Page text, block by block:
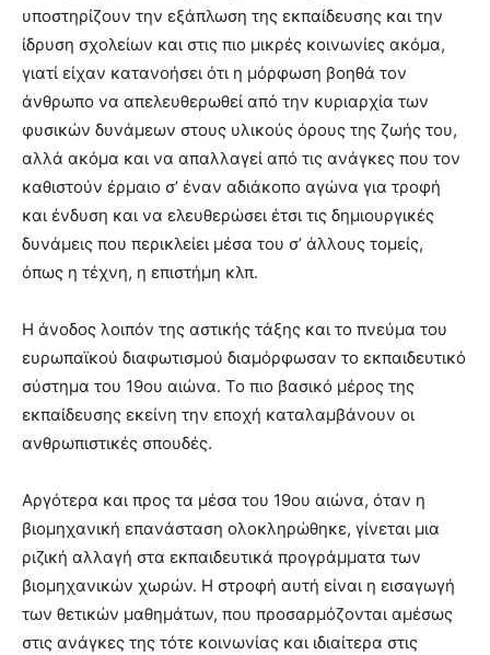
υποστηρίζουν την εξάπλωση της εκπαίδευσης και την
ίδρυση σχολείων και στις πιο μικρές κοινωνίες ακόμα,
γιατί είχαν κατανοήσει ότι η μόρφωση βοηθά τον
άνθρωπο να απελευθερωθεί από την κυριαρχία των
φυσικών δυνάμεων στους υλικούς όρους της ζωής του,
αλλά ακόμα και να απαλλαγεί από τις ανάγκες που τον
καθιστούν έρμαιο σ’ έναν αδιάκοπο αγώνα για τροφή
και ένδυση και να ελευθερώσει έτσι τις δημιουργικές
δυνάμεις που περικλείει μέσα του σ’ άλλους τομείς,
όπως η τέχνη, η επιστήμη κλπ.
Η άνοδος λοιπόν της αστικής τάξης και το πνεύμα του
ευρωπαϊκού διαφωτισμού διαμόρφωσαν το εκπαιδευτικό
σύστημα του 19ου αιώνα. Το πιο βασικό μέρος της
εκπαίδευσης εκείνη την εποχή καταλαμβάνουν οι
ανθρωπιστικές σπουδές.
Αργότερα και προς τα μέσα του 19ου αιώνα, όταν η
βιομηχανική επανάσταση ολοκληρώθηκε, γίνεται μια
ριζική αλλαγή στα εκπαιδευτικά προγράμματα των
βιομηχανικών χωρών. Η στροφή αυτή είναι η εισαγωγή
των θετικών μαθημάτων, που προσαρμόζονται αμέσως
στις ανάγκες της τότε κοινωνίας και ιδιαίτερα στις